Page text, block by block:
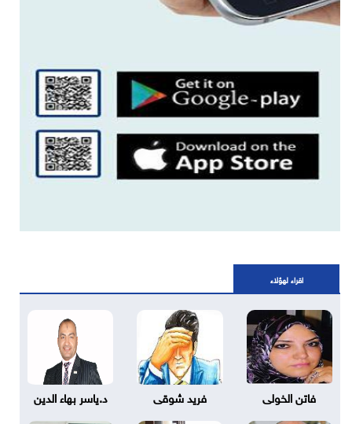
اقراء لهؤلاء
فاتن الخولى فريد شوقى د.ياسر بهاء الدين